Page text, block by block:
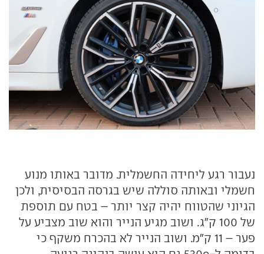
נעבור רגע ליחידה החשמלית. מדובר באותו מנוע
חשמלי ובאותה סוללה שיש בגרסה הבסיסית, ולכן
הגיוני שהטווח יהיה קצר יותר – בטח עם תוספת
של 100 ק"ג. ושוב מגיע הנייר והוא שוב מצביע על
פער – 11 ק"מ. ושוב הנייר לא בהכרח משקף כי